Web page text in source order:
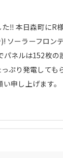
‼ 本日森町にR
ソーラーフロン
パネルは152枚
ぷり発電して
申し上げます